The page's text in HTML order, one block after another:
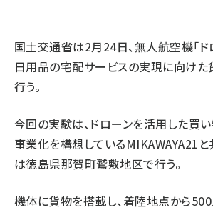
国土交通省は2月24日、無人航空機「ド
日用品の宅配サービスの実現に向けた
行う。
今回の実験は、ドローンを活用した買
事業化を構想しているMIKAWAYA21と
は徳島県那賀町鷲敷地区で行う。
機体に貨物を搭載し、着陸地点から500